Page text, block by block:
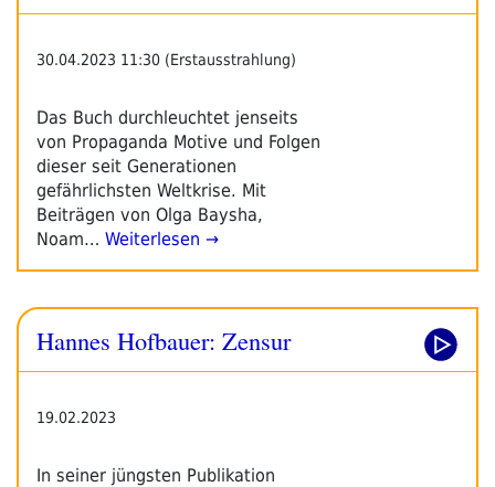
30.04.2023 11:30 (Erstausstrahlung)
Das Buch durchleuchtet jenseits
von Propaganda Motive und Folgen
dieser seit Generationen
gefährlichsten Weltkrise. Mit
Beiträgen von Olga Baysha,
Noam… Weiterlesen →
Hannes Hofbauer: Zensur
19.02.2023
In seiner jüngsten Publikation